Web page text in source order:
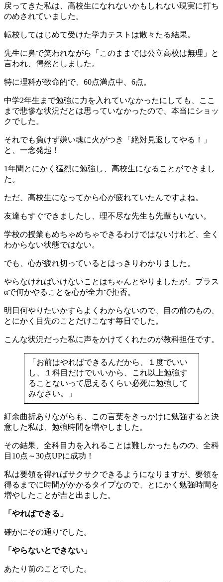
戻ってきた私は、高校生になれないかもしれない現実に打ち
のめされていました。
転校してはじめて受けた学力テストは散々たる結果。
先生に鼻で笑われながら「このままでは公立高校は無理」と
言われ、愕然としました。
特に理科が致命的で、60点満点中、6点。
中学2年生まで勉強に力を入れていなかったにしても、ここ
まで悲惨な状況だとは思っていなかったので、本当にショッ
クでした。
それでも負けず嫌い魂に火がつき「絶対見返してやる！」
と、一念発起！
1年間とにかく猛烈に勉強し、高校生になることができまし
た。
ただ、高校生になってから心が疲れていたんですよね。
友達もすぐできましたし、理不尽な先生も先輩もいない。
学校の授業もめちゃめちゃできるわけではないけれど、全く
わからない状態ではない。
でも、心が疲れ切っているとはっきりわかりました。
やらなければいけないことはちゃんとやりましたが、プラス
αで何かやることを心が全力で拒否。
明日何やりたいかすらよくわからないので、目の前のもの、
とにかく目先のことだけこなす毎日でした。
こんな状況だった私に声をかけてくれたのが教科担任です。
「お前はやればできるんだから、１度でいい
し、１科目だけでいいから、これ以上勉強す
ることないって思えるくらい必死に勉強して
みなさい。」
紆余曲折ありながらも、この言葉をきっかけに勉強すると決
意した私は、勉強時間を増やしました。
その結果、全科目力を入れることは難しかったものの、全科
目10点～30点UPに成功！
私は要領を得ればサクサクできるようになりますが、要領を
得るまでに時間がかかるタイプなので、とにかく勉強時間を
増やしたことが吉と出ました。
「やればできる」
確かにその通りでした。
「やらないとできない」
あたり前のことでした。